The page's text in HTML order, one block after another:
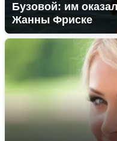
Бузовой: им
Жанны Фриске